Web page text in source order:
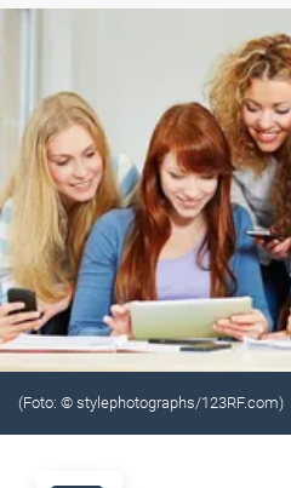
(Foto: © stylephotographs/123RF.com)